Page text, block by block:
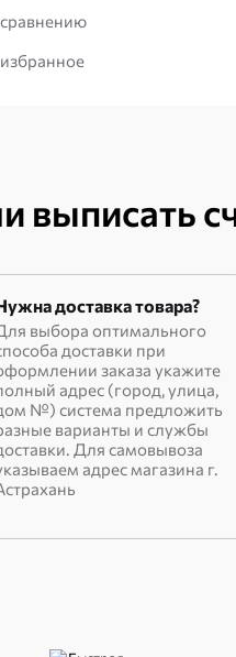
выписать
доставка товара?
выбора оптимального
доставки при
заказа укажите
адрес (город, улица,
№) система предложить
варианты и службы
Для самовывоза
адрес магазина г.